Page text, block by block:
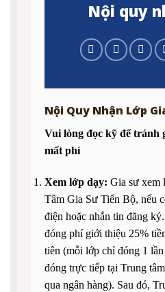
Nội quy
Nội Quy Nhận Lớp
Vui lòng đọc kỹ để tránh
mất phí
Xem lớp dạy: Gia sư xem
Tâm Gia Sư Tiến Bộ, nếu
điện hoặc nhắn tin đăng
đóng phí giới thiệu 25%
tiên (mỗi lớp chỉ đóng 1
đóng trực tiếp tại Trung
qua ngân hàng). Sau đó,